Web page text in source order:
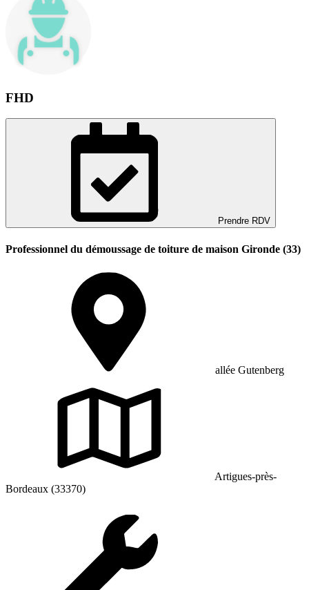
FHD
Prendre RDV
Professionnel du démoussage de toiture de maison Gironde (33)
allée Gutenberg
Artigues-près-
Bordeaux (33370)